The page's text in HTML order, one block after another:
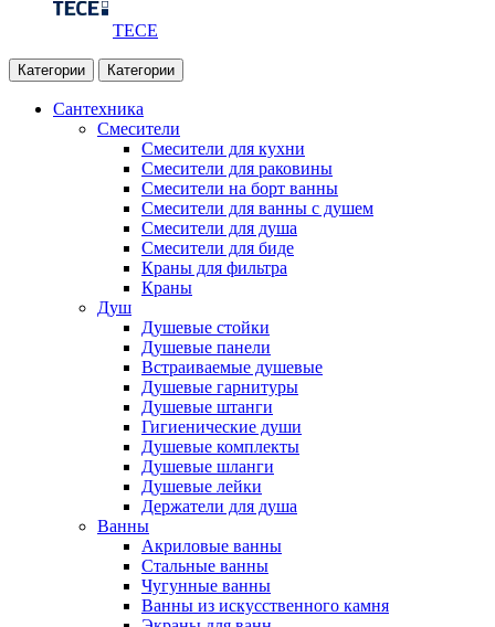
TECE
Категории Категории
Сантехника
Смесители
Смесители для кухни
Смесители для раковины
Смесители на борт ванны
Смесители для ванны с душем
Смесители для душа
Смесители для биде
Краны для фильтра
Краны
Душ
Душевые стойки
Душевые панели
Встраиваемые душевые
Душевые гарнитуры
Душевые штанги
Гигиенические души
Душевые комплекты
Душевые шланги
Душевые лейки
Держатели для душа
Ванны
Акриловые ванны
Стальные ванны
Чугунные ванны
Ванны из искусственного камня